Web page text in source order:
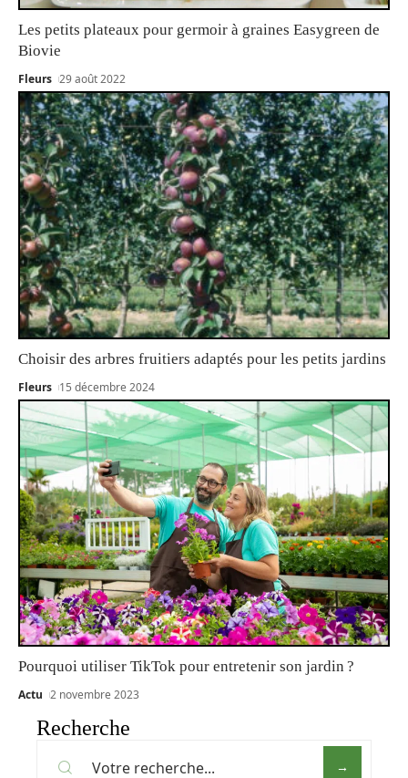
Les petits plateaux pour germoir à graines Easygreen de
Biovie
Fleurs 29 août 2022
Choisir des arbres fruitiers adaptés pour les petits jardins
Fleurs 15 décembre 2024
Pourquoi utiliser TikTok pour entretenir son jardin ?
Actu 2 novembre 2023
Recherche